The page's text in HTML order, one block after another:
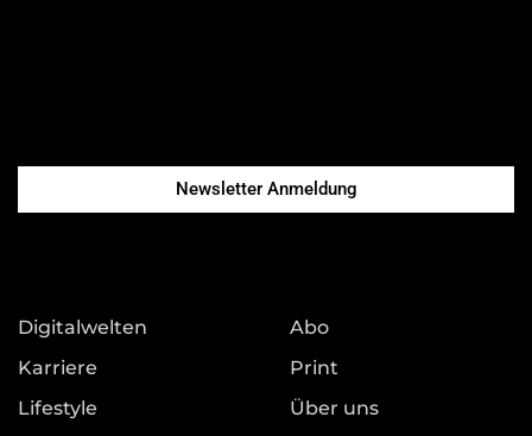
Newsletter Anmeldung
Digitalwelten
Karriere
Lifestyle
Abo
Print
Über uns